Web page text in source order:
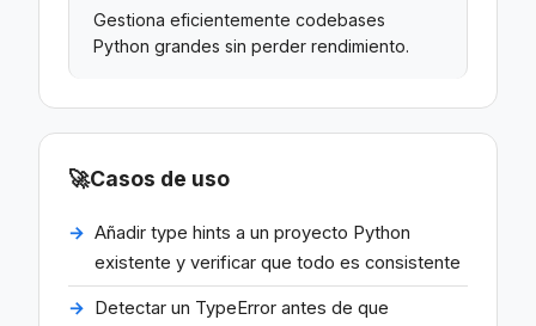
Gestiona eficientemente codebases
Python grandes sin perder rendimiento.
🚀Casos de uso
Añadir type hints a un proyecto Python
existente y verificar que todo es consistente
Detectar un TypeError antes de que